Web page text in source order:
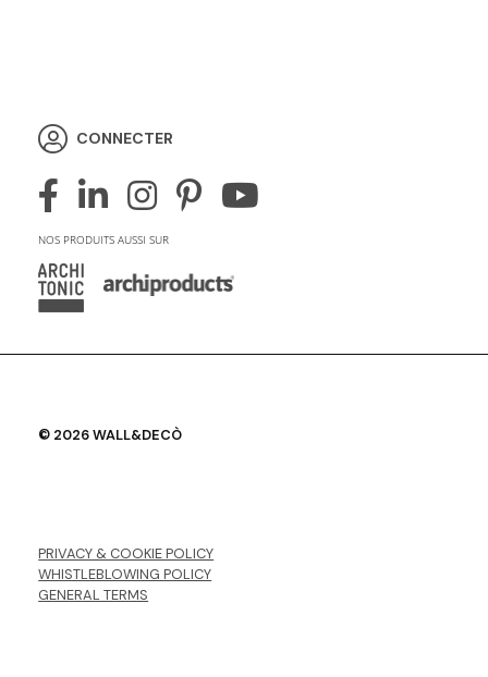
CONNECTER
NOS PRODUITS AUSSI SUR
© 2026 WALL&DECÒ
PRIVACY & COOKIE POLICY
WHISTLEBLOWING POLICY
GENERAL TERMS